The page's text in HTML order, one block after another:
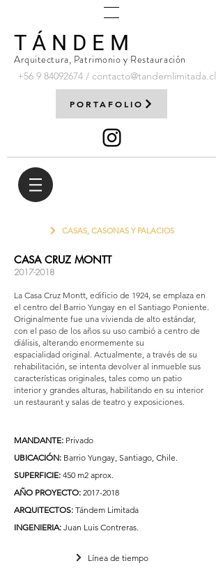
T Á N D E M
Arquitectura, Patrimonio y Restauración
+56 9 84092674 / contacto@tandemlimitada.cl
PORTAFOLIO
CASAS, CASONAS Y PALACIOS
CASA CRUZ MONTT
2017-2018
La Casa Cruz Montt, edificio de 1924, se emplaza en
el centro del Barrio Yungay en el Santiago Poniente.
Originalmente fue una vivienda de alto estándar,
con el paso de los años su uso cambió a centro de
diálisis, alterando enormemente su
espacialidad original. Actualmente, a través de su
rehabilitación, se intenta devolver al inmueble sus
características originales, tales como un patio
interior y grandes alturas, habilitando en su interior
un restaurant y salas de teatro y exposiciones.
MANDANTE: Privado
UBICACIÓN: Barrio Yungay, Santiago, Chile.
SUPERFICIE: 450 m2 aprox.
AÑO PROYECTO: 2017-2018
ARQUITECTOS: Tándem Limitada
INGENIERIA: Juan Luis Contreras.
Línea de tiempo